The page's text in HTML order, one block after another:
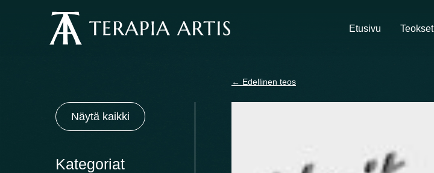
Etusivu Teokset
Näytä kaikki
Kategoriat
← Edellinen teos